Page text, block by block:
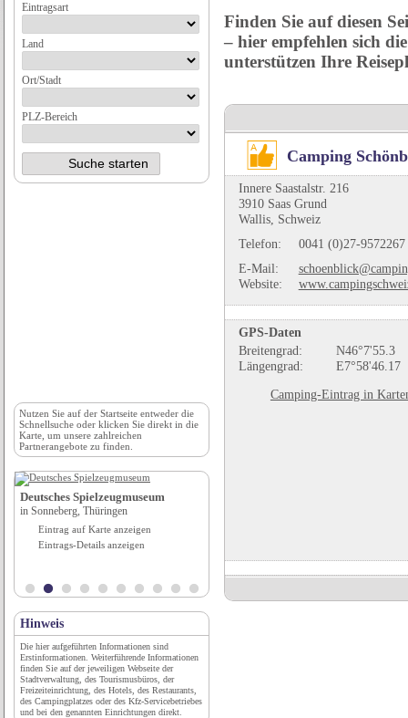
Finden Sie auf diesen
– hier empfehlen sich
unterstützen Ihre
Camping
Innere Saastalstr. 216
3910 Saas Grund
Wallis, Schweiz
Telefon:
0041 (0)27-9572267
E-Mail:
Website:
GPS-Daten
Breitengrad:
N46°7'55.3
Längengrad:
E7°58'46.17
Camping-Eintrag in
Eintragsart
Land
Ort/Stadt
PLZ-Bereich
Nutzen Sie auf der Startseite entweder die
Schnellsuche oder klicken Sie direkt in die
Karte, um unsere zahlreichen
Partnerangebote zu finden.
Deutsches Spielzeugmuseum
in Sonneberg, Thüringen
Eintrag auf Karte anzeigen
Eintrags-Details anzeigen
Hinweis
Die hier aufgeführten Informationen sind
Erstinformationen. Weiterführende Informationen
finden Sie auf der jeweiligen Webseite der
Stadtverwaltung, des Tourismusbüros, der
Freizeiteinrichtung, des Hotels, des Restaurants,
des Campingplatzes oder des Kfz-Servicebetriebes
und bei den genannten Einrichtungen direkt.